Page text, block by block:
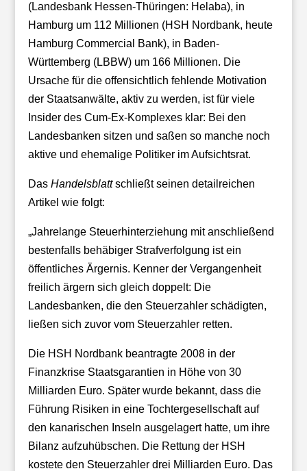
(Landesbank Hessen-Thüringen: Helaba), in
Hamburg um 112 Millionen (HSH Nordbank, heute
Hamburg Commercial Bank), in Baden-
Württemberg (LBBW) um 166 Millionen. Die
Ursache für die offensichtlich fehlende Motivation
der Staatsanwälte, aktiv zu werden, ist für viele
Insider des Cum-Ex-Komplexes klar: Bei den
Landesbanken sitzen und saßen so manche noch
aktive und ehemalige Politiker im Aufsichtsrat.
Das Handelsblattschließt seinen detailreichen
Artikel wie folgt:
„Jahrelange Steuerhinterziehung mit anschließend
bestenfalls behäbiger Strafverfolgung ist ein
öffentliches Ärgernis. Kenner der Vergangenheit
freilich ärgern sich gleich doppelt: Die
Landesbanken, die den Steuerzahler schädigten,
ließen sich zuvor vom Steuerzahler retten.
Die HSH Nordbank beantragte 2008 in der
Finanzkrise Staatsgarantien in Höhe von 30
Milliarden Euro. Später wurde bekannt, dass die
Führung Risiken in eine Tochtergesellschaft auf
den kanarischen Inseln ausgelagert hatte, um ihre
Bilanz aufzuhübschen. Die Rettung der HSH
kostete den Steuerzahler drei Milliarden Euro. Das